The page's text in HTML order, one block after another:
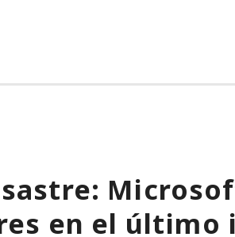
en el último